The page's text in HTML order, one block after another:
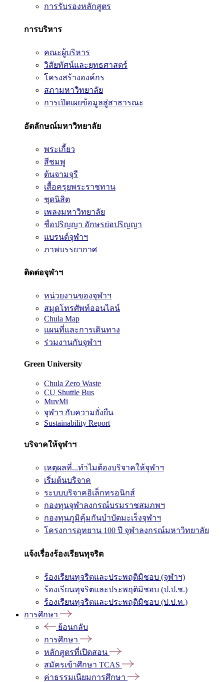
การรับรองหลักสูตร
การบริหาร
คณะผู้บริหาร
วิสัยทัศน์และยุทธศาสตร์
โครงสร้างองค์กร
สภามหาวิทยาลัย
การเปิดเผยข้อมูลสู่สาธารณะ
อัตลักษณ์มหาวิทยาลัย
พระเกี้ยว
สีชมพู
ต้นจามจุรี
เสื้อครุยพระราชทาน
ชุดนิสิต
เพลงมหาวิทยาลัย
ชื่อปริญญา อักษรย่อปริญญา
แบรนด์จุฬาฯ
ภาพบรรยากาศ
ติดต่อจุฬาฯ
หน่วยงานของจุฬาฯ
สมุดโทรศัพท์ออนไลน์
Chula Map
แผนที่และการเดินทาง
ร่วมงานกับจุฬาฯ
Green University
Chula Zero Waste
CU Shuttle Bus
MuvMi
จุฬาฯ กับความยั่งยืน
Sustainability Report
บริจาคให้จุฬาฯ
เหตุผลที่...ทำไมต้องบริจาคให้จุฬาฯ
เริ่มต้นบริจาค
ระบบบริจาคอิเล็กทรอนิกส์
กองทุนจุฬาลงกรณ์บรมราชสมภพฯ
กองทุนภูมิคุ้มกันบำบัดมะเร็งจุฬาฯ
โครงการอุทยาน 100 ปี จุฬาลงกรณ์มหาวิทยาลัย
แจ้งเรื่องร้องเรียนทุจริต
ร้องเรียนทุจริตและประพฤติมิชอบ (จุฬาฯ)
ร้องเรียนทุจริตและประพฤติมิชอบ (ป.ป.ช.)
ร้องเรียนทุจริตและประพฤติมิชอบ (ป.ป.ท.)
การศึกษา
ย้อนกลับ
การศึกษา
หลักสูตรที่เปิดสอน
สมัครเข้าศึกษา TCAS
ค่าธรรมเนียมการศึกษา